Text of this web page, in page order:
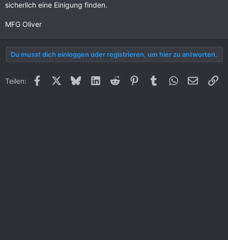
sicherlich eine Einigung finden.
MFG Oliver
Du musst dich einloggen oder registrieren, um hier zu antworten.
Teilen: FacebookX (Twitter)
BlueskyLinkedInReddit PinterestTumblrWhatsApp
E-Mail